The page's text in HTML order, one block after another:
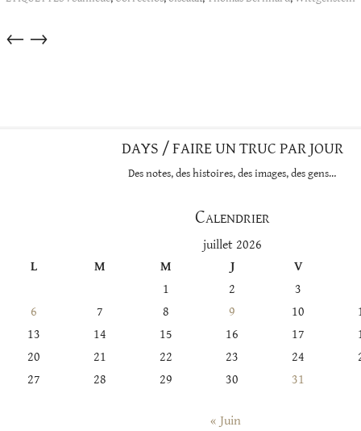
Articles
→
←
DAYS / FAIRE UN TRUC PAR JOUR
Des notes, des histoires, des images, des gens…
Calendrier
juillet 2026
L
M M J
V
1
2
3
6
7 8 9 10
13
14 15 16 17
20
21 22 23 24
27
28 29 30 31
« Juin